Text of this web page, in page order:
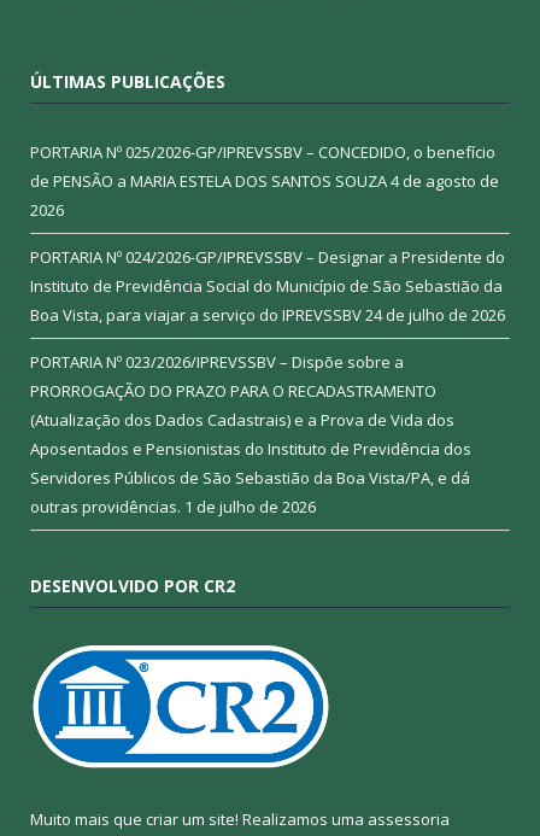
ÚLTIMAS PUBLICAÇÕES
PORTARIA Nº 025/2026-GP/IPREVSSBV – CONCEDIDO, o benefício
de PENSÃO a MARIA ESTELA DOS SANTOS SOUZA4 de agosto de
2026
PORTARIA Nº 024/2026-GP/IPREVSSBV – Designar a Presidente do
Instituto de Previdência Social do Município de São Sebastião da
Boa Vista, para viajar a serviço do IPREVSSBV24 de julho de 2026
PORTARIA Nº 023/2026/IPREVSSBV – Dispõe sobre a
PRORROGAÇÃO DO PRAZO PARA O RECADASTRAMENTO
(Atualização dos Dados Cadastrais) e a Prova de Vida dos
Aposentados e Pensionistas do Instituto de Previdência dos
Servidores Públicos de São Sebastião da Boa Vista/PA, e dá
outras providências. 1 de julho de 2026
DESENVOLVIDO POR CR2
Muito mais que criar um site! Realizamos uma assessoria